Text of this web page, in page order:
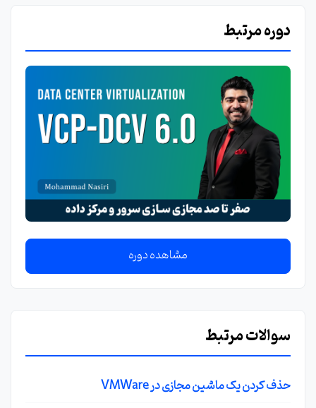
دوره مرتبط
مشاهده دوره
سوالات مرتبط
حذف کردن یک ماشین مجازی در VMWare